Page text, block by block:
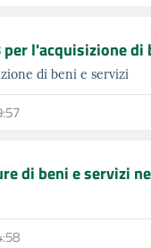
l'acquisizione di
di beni e servizi
di beni e servizi